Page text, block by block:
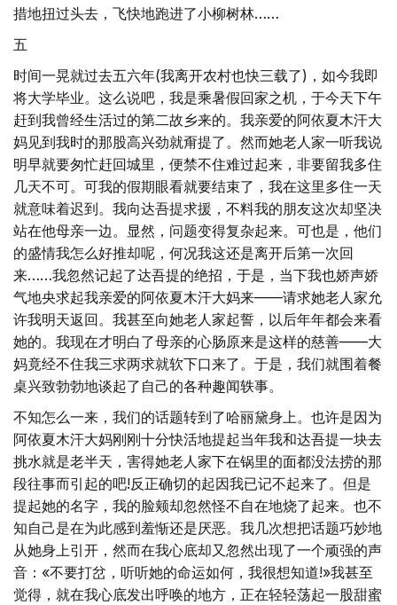
措地扭过头去，飞快地跑进了小柳树林……
五
时间一晃就过去五六年(我离开农村也快三载了)，如今我即
将大学毕业。这么说吧，我是乘暑假回家之机，于今天下午
赶到我曾经生活过的第二故乡来的。我亲爱的阿依夏木汗大
妈见到我时的那股高兴劲就甭提了。然而她老人家一听我说
明早就要匆忙赶回城里，便禁不住难过起来，非要留我多住
几天不可。可我的假期眼看就要结束了，我在这里多住一天
就意味着迟到。我向达吾提求援，不料我的朋友这次却坚决
站在他母亲一边。显然，问题变得复杂起来。可也是，他们
的盛情我怎么好推却呢，何况我这还是离开后第一次回
来……我忽然记起了达吾提的绝招，于是，当下我也娇声娇
气地央求起我亲爱的阿依夏木汗大妈来——请求她老人家允
许我明天返回。我甚至向她老人家起誓，以后年年都会来看
她的。我现在才明白了母亲的心肠原来是这样的慈善——大
妈竟经不住我三求两求就软下口来了。于是，我们就围着餐
桌兴致勃勃地谈起了自己的各种趣闻轶事。
不知怎么一来，我们的话题转到了哈丽黛身上。也许是因为
阿依夏木汗大妈刚刚十分快活地提起当年我和达吾提一块去
挑水就是老半天，害得她老人家下在锅里的面都没法捞的那
段往事而引起的吧!反正确切的起因我已记不起来了。但是
提起她的名字，我的脸颊却忽然怪不自在地烧了起来。也不
知自己是在为此感到羞惭还是厌恶。我几次想把话题巧妙地
从她身上引开，然而在我心底却又忽然出现了一个顽强的声
音：«不要打岔，听听她的命运如何，我很想知道!»我甚至
觉得，就在我心底发出呼唤的地方，正在轻轻荡起一股甜蜜